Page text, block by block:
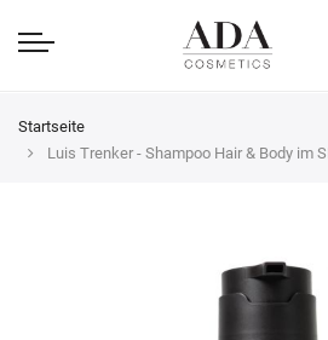
Startseite
Luis Trenker - Shampoo Hair & Body im